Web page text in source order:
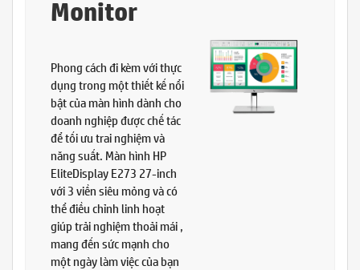
Monitor
Phong cách đi kèm với thực
dụng trong một thiết kế nổi
bật của màn hình dành cho
doanh nghiệp được chế tác
để tối ưu trai nghiệm và
năng suất. Màn hình HP
EliteDisplay E273 27-inch
với 3 viền siêu mỏng và có
thể điều chỉnh linh hoạt
giúp trải nghiệm thoải mái ,
mang đến sức mạnh cho
một ngày làm việc của bạn